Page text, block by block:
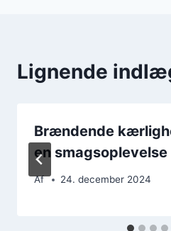
Lignende
Brændende
en smagsoplevelse
Af 24. december 2024